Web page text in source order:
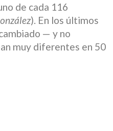
de cada 116
). En los últimos
— y no
muy diferentes en 50